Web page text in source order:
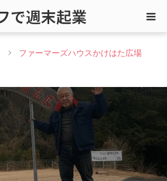
で週末起業
ファーマーズハウスかけはた広場